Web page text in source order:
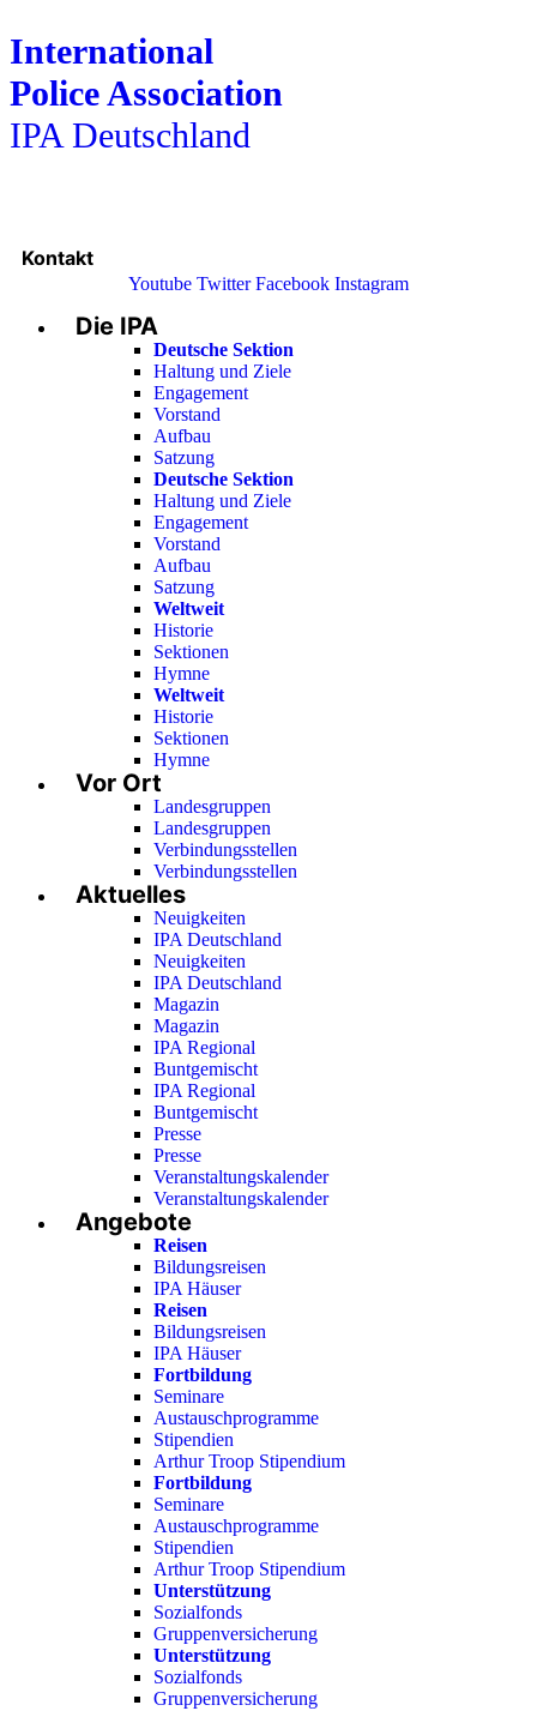
International
Police Association
IPA Deutschland
Kontakt
Youtube Twitter Facebook Instagram
Menu
Die IPA
Deutsche Sektion
Haltung und Ziele
Engagement
Vorstand
Aufbau
Satzung
Deutsche Sektion
Haltung und Ziele
Engagement
Vorstand
Aufbau
Satzung
Weltweit
Historie
Sektionen
Hymne
Weltweit
Historie
Sektionen
Hymne
Vor Ort
Landesgruppen
Landesgruppen
Verbindungsstellen
Verbindungsstellen
Aktuelles
Neuigkeiten
IPA Deutschland
Neuigkeiten
IPA Deutschland
Magazin
Magazin
IPA Regional
Buntgemischt
IPA Regional
Buntgemischt
Presse
Presse
Veranstaltungskalender
Veranstaltungskalender
Angebote
Reisen
Bildungsreisen
IPA Häuser
Reisen
Bildungsreisen
IPA Häuser
Fortbildung
Seminare
Austauschprogramme
Stipendien
Arthur Troop Stipendium
Fortbildung
Seminare
Austauschprogramme
Stipendien
Arthur Troop Stipendium
Unterstützung
Sozialfonds
Gruppenversicherung
Unterstützung
Sozialfonds
Gruppenversicherung